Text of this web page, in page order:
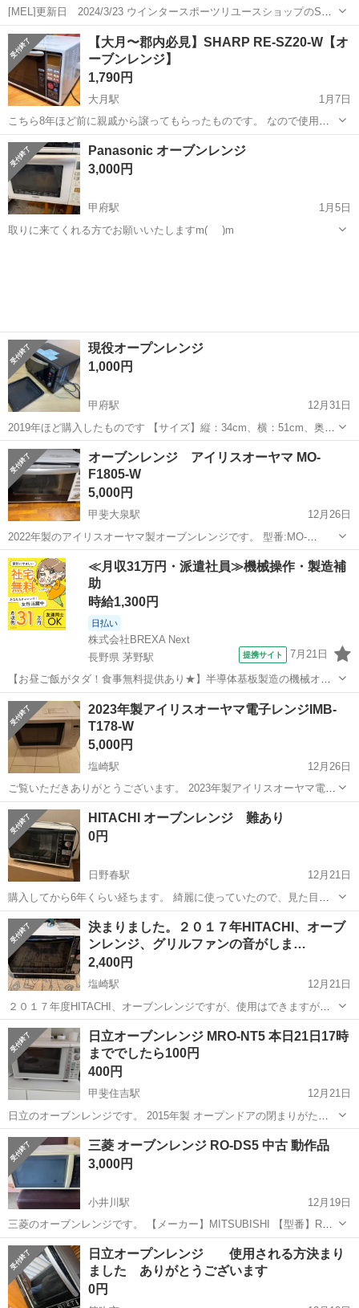
[MEL]更新日 2024/3/23 ウインタースポーツリユースショップのSK-
NETです スキー、スノボ等のリユースを主体に、ホビー、家電、家
具等も取り扱っております 【 商 品 名 】 日立 過熱水蒸気 ...
山梨 甲府市 南甲府駅 キッチン家電
【大月〜郡内必見】SHARP RE-SZ20-W【オ
ーブンレンジ】
1,790円
大月駅
1月7日
こちら8年ほど前に親戚から譲ってもらったものです。 なので使用年
数としては8年以上前です。 今回、年始セールで買い換えるため、出
品致します。 【傷などの状態】使用感はとてもありますが、レンジ機
能はもちろん、オーブンも使...
山梨 大月市 キッチン家電 SHARP
Panasonic オーブンレンジ
3,000円
甲府駅
1月5日
取りに来てくれる方でお願いいたしますm(_ _)m
現役オープンレンジ
1,000円
甲府駅
12月31日
2019年ほど購入したものです 【サイズ】縦：34cm、横：51cm、奥行
き：45cm （大体です） 【アピールポイント】状態はいいのでまだ
まだ使えます！ 【希望取引場所】コジマ甲府店の周辺なら 〒400-0049
山梨...
山梨 甲府市 甲府駅 キッチン家電
オーブンレンジ アイリスオーヤマ MO-
F1805-W
5,000円
甲斐大泉駅
12月26日
2022年製のアイリスオーヤマ製オーブンレンジです。 型番:MO-
F1805-W 写真の通り汚れがあります。 またオーブンレンジ用の黒皿と
グリルもあります。 甲斐大泉駅周辺での受け渡しを希望します。
山梨 北杜市 甲斐大泉駅 キッチン家電
アイリスオーヤマ
≪月収31万円・派遣社員≫機械操作・製造補
助
時給1,300円
日払い
株式会社BREXA Next
長野県 茅野駅
提携サイト 7月21日
【お昼ご飯がタダ！食事無料提供あり★】半導体基板製造の機械オペ
レーターや検査作業！未経験活躍中★カップル＆友達同士の応募OK！
赴任旅費会社負担★嬉しい無料送迎◎正社員登用制度あり！マイカー
通勤OK！無料駐車場完備！《長野県茅...
長野 茅野市 茅野駅 その他
2023年製アイリスオーヤマ電子レンジIMB-
T178-W
5,000円
塩崎駅
12月26日
ご覧いただきありがとうございます。 2023年製アイリスオーヤマ電子
レンジIMB-T178-W です。 小傷や汚れありますが、動作には支障あり
ません。 以上のような状態ですが、ノークレーム・ノーリターンをご
理解いただ...
山梨 甲斐市 キッチン家電 アイリスオーヤマ
HITACHI オーブンレンジ 難あり
0円
日野春駅
12月21日
購入してから6年くらい経ちます。 綺麗に使っていたので、見た目も
悪くないかと思います。 製品 HITACHI MRO-RT5 18L
https://kadenfan.hitachi.co.jp/range/lineu...
山梨 北杜市 日野春駅
決まりました。２０１７年HITACHI、オーブ
ンレンジ、グリルファンの音がしま…
2,400円
塩崎駅
12月21日
２０１７年度HITACHI、オーブンレンジですが、使用はできますが、
ファンのモーター音がしますので、音とか気になされない方で、この
機能が欲しい方に限ります。 甲斐市周辺で、重い物が持てない、運ん
で欲しい方は連絡下さい。 ...
山梨 甲斐市 塩崎駅 キッチン家電 HITACHI
日立オーブンレンジ MRO-NT5 本日21日17時
まででしたら100円
400円
甲斐住吉駅
12月21日
日立のオーブンレンジです。 2015年製 オープンドアの閉まりがたま
に悪くなる為軽く押し込むと使えます。 汚れ等ありますが問題なく使
用できます。 本日21日の17時まででしたら100円
山梨 甲府市 甲斐住吉駅 MRO
三菱 オーブンレンジ RO-DS5 中古 動作品
3,000円
小井川駅
12月19日
三菱のオーブンレンジです。 【メーカー】MITSUBISHI 【型番】RO-
DS5 【年式】2007年製 【機能】電子レンジ／オーブン／両面グリル
使用に伴う汚れ・キズがありますので、状態は写真をご確認くださ
い。 ※...
山梨 南アルプス市 小井川駅 キッチン家電 オーブン
日立オープンレンジ 使用される方決まり
ました ありがとうございます
0円